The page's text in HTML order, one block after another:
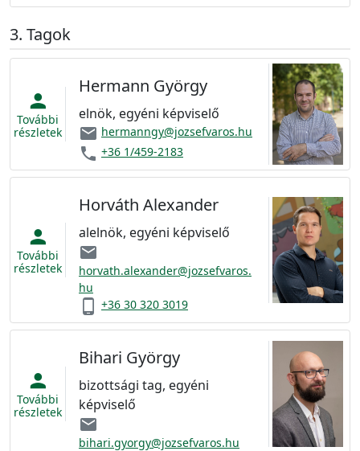
Tagok
person
További
részletek
Hermann György
elnök, egyéni képviselő
email hermanngy@jozsefvaros.hu
phone +36 1/459-2183
person
További
részletek
Horváth Alexander
alelnök, egyéni képviselő
email
horvath.alexander@jozsefvaros.
hu
phone_android +36 30 320 3019
person
További
részletek
Bihari György
bizottsági tag, egyéni
képviselő
email
bihari.gyorgy@jozsefvaros.hu